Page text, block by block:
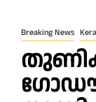
Breaking News